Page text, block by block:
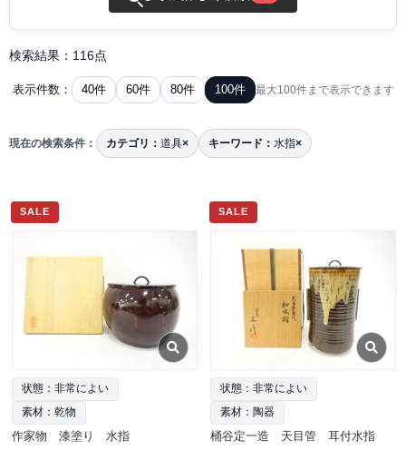
検索結果：116点
表示件数： 40件 60件 80件 100件 最大100件まで表示できます
現在の検索条件： カテゴリ： 道具× キーワード： 水指×
SALE
状態：非常によい
素材：乾物
作家物 漆塗り 水指
SALE
状態：非常によい
素材：陶器
桶谷定一造 天目管 耳付水指